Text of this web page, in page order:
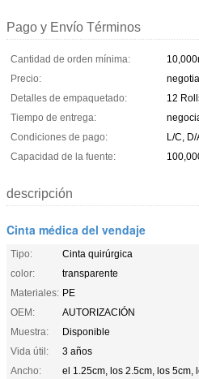
Pago y Envío Términos
Cantidad de orden mínima:
Precio:
Detalles de empaquetado:
12
Tiempo de entrega:
Condiciones de pago:
L/C,
Capacidad de la fuente:
descripción
Cinta médica del vendaje
Tipo:
Cinta quirúrgica
color:
transparente
Materiales: PE
OEM:
AUTORIZACIÓN
Muestra:
Disponible
Vida útil:
3 años
Ancho:
el 1.25cm, los 2.5cm, los 5cm,